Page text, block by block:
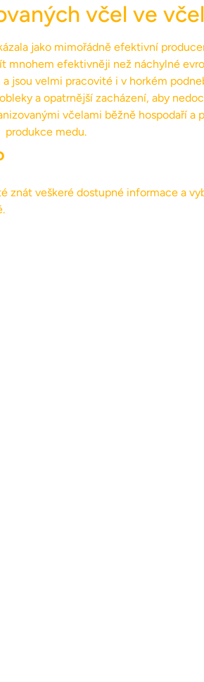
včel ve
jako mimořádně efektivní
efektivněji než náchylné
jsou velmi pracovité i v horkém
a opatrnější zacházení, aby
včelami běžně hospodaří a
produkce medu.
znát veškeré dostupné informace a